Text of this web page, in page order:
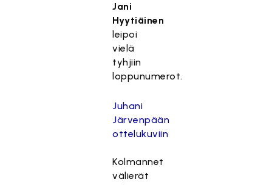
Jani
Hyytiäinen
leipoi
vielä
tyhjiin
loppunumerot.
Juhani
Järvenpään
ottelukuviin
Kolmannet
välierät